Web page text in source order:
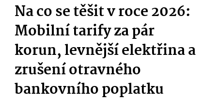
Na co se těšit v roce 2026:
Mobilní tarify za pár
korun, levnější elektřina a
zrušení otravného
bankovního poplatku